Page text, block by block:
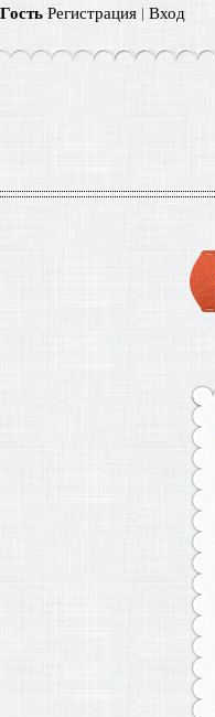
Гость Регистрация | Вход